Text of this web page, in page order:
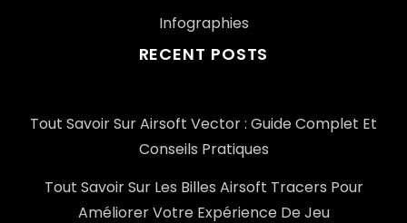
Infographies
RECENT POSTS
Tout Savoir Sur Airsoft Vector : Guide Complet Et
Conseils Pratiques
Tout Savoir Sur Les Billes Airsoft Tracers Pour
Améliorer Votre Expérience De Jeu